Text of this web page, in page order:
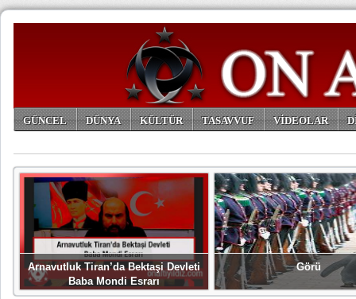
GÜNCEL DÜNYA KÜLTÜR TASAVVUF VİDEOLAR
Arnavutluk Tiran’da Bektaşi Devleti
Baba Mondi Esrarı
Görü